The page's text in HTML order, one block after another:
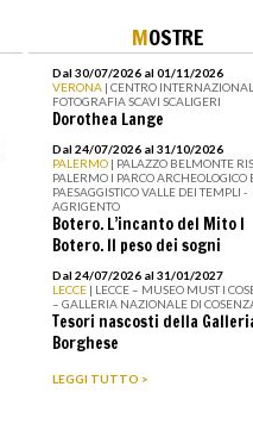
MOSTRE
Dal 30/07/2026 al 01/11/2026
VERONA | CENTRO
FOTOGRAFIA SCAVI SCALIGERI
Dorothea Lange
Dal 24/07/2026 al 31/10/2026
PALERMO | PALAZZO BELMONTE
PALERMO I PARCO ARCHEOLOGICO
PAESAGGISTICO VALLE DEI TEMPLI -
AGRIGENTO
Botero. L’incanto del Mito I
Botero. Il peso dei sogni
Dal 24/07/2026 al 31/01/2027
LECCE | LECCE – MUSEO MUST I
– GALLERIA NAZIONALE DI
Tesori nascosti della
Borghese
LEGGI TUTTO >